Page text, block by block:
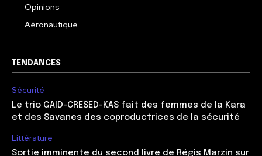
Opinions
Aéronautique
TENDANCES
Sécurité
Le trio GAID-CRESED-KAS fait des femmes de la Kara
et des Savanes des coproductrices de la sécurité
Littérature
Sortie imminente du second livre de Régis Marzin sur